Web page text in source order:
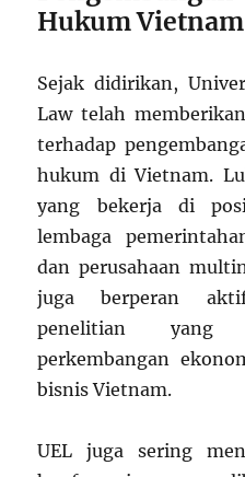
Hukum Vietnam
Sejak didirikan,
Law telah
terhadap
hukum di Vietnam.
yang bekerja di
lembaga
dan perusahaan
juga berperan
penelitian yang
perkembangan
bisnis Vietnam.
UEL juga sering